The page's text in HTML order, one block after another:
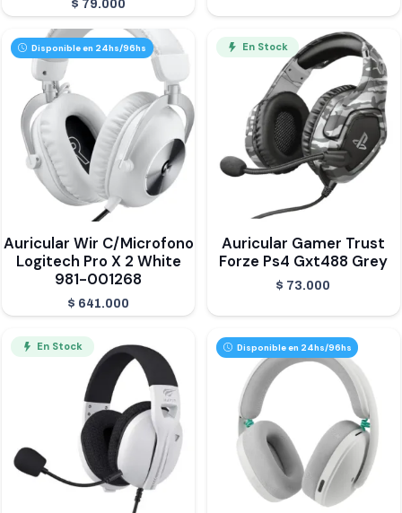
$ 79.000
Disponible en 24hs/96hs
Auricular Wir C/Microfono
Logitech Pro X 2 White
981-001268
$ 641.000
En Stock
Auricular Gamer Trust
Forze Ps4 Gxt488 Grey
$ 73.000
En Stock Disponible en 24hs/96hs